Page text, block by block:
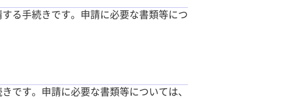
る手続きです。申請に必要な書類等につ
です。申請に必要な書類等については、